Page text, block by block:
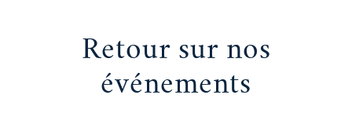
Retour sur nos
événements